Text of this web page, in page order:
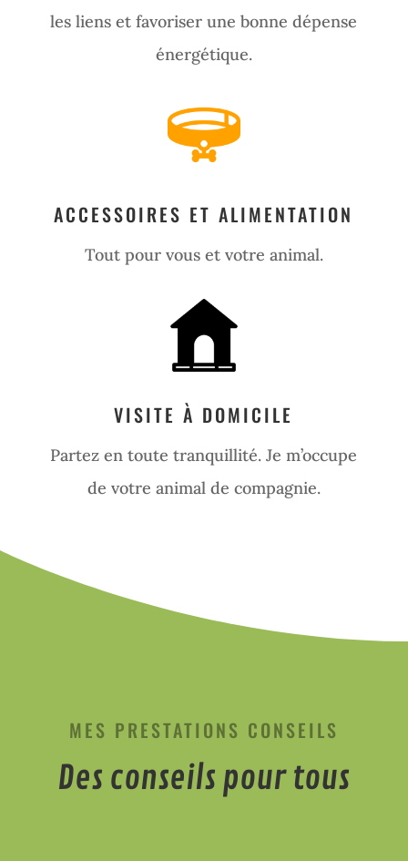
les liens et favoriser une bonne dépense
énergétique.
ACCESSOIRES ET ALIMENTATION
Tout pour vous et votre animal.
VISITE À DOMICILE
Partez en toute tranquillité. Je m’occupe
de votre animal de compagnie.
MES PRESTATIONS CONSEILS
Des conseils pour tous